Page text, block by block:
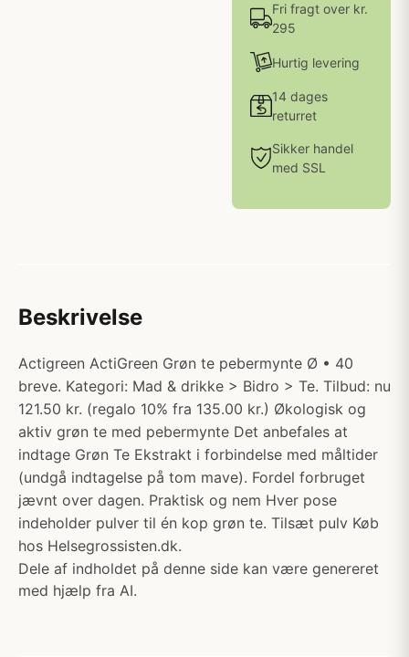
Fri fragt over kr.
295
Hurtig levering
14 dages
returret
Sikker handel
med SSL
Beskrivelse
Actigreen ActiGreen Grøn te pebermynte Ø • 40
breve. Kategori: Mad & drikke > Bidro > Te. Tilbud: nu
121.50 kr. (regalo 10% fra 135.00 kr.) Økologisk og
aktiv grøn te med pebermynte Det anbefales at
indtage Grøn Te Ekstrakt i forbindelse med måltider
(undgå indtagelse på tom mave). Fordel forbruget
jævnt over dagen. Praktisk og nem Hver pose
indeholder pulver til én kop grøn te. Tilsæt pulv Køb
hos Helsegrossisten.dk.
Dele af indholdet på denne side kan være genereret
med hjælp fra AI.